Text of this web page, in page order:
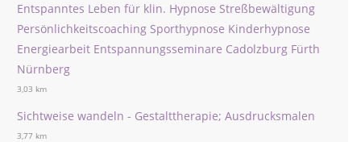
Entspanntes Leben für klin. Hypnose Streßbewältigung
Persönlichkeitscoaching Sporthypnose Kinderhypnose
Energiearbeit Entspannungsseminare Cadolzburg Fürth
Nürnberg
3,03 km
Sichtweise wandeln - Gestalttherapie; Ausdrucksmalen
3,77 km